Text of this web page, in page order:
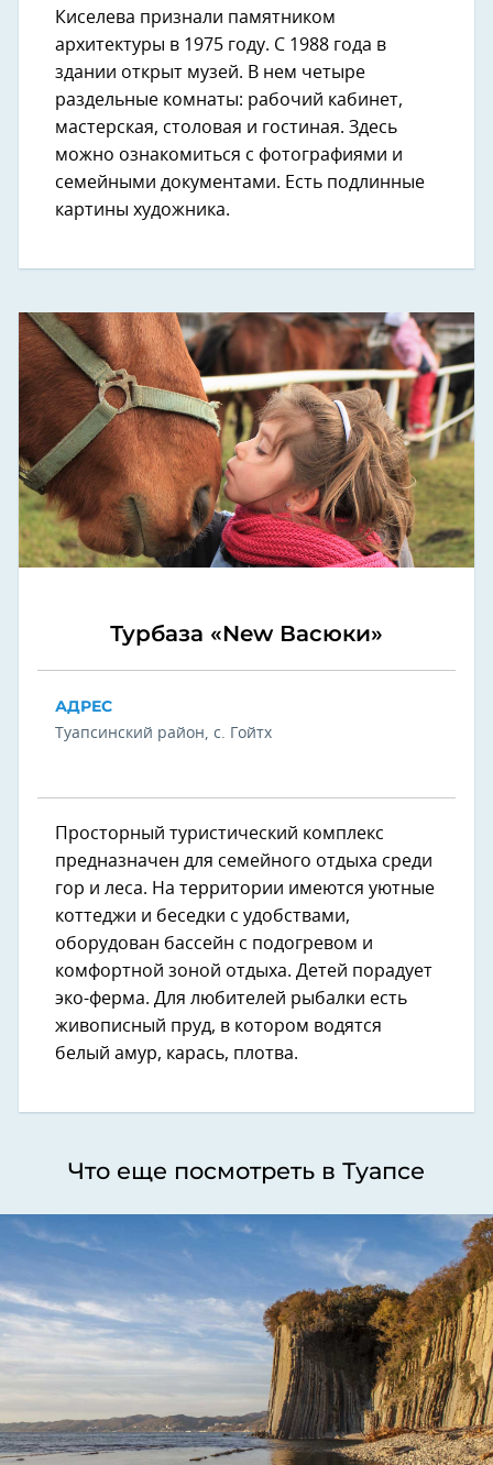
Киселева признали памятником
архитектуры в 1975 году. С 1988 года в
здании открыт музей. В нем четыре
раздельные комнаты: рабочий кабинет,
мастерская, столовая и гостиная. Здесь
можно ознакомиться с фотографиями и
семейными документами. Есть подлинные
картины художника.
Турбаза «New Васюки»
АДРЕС
Туапсинский район, с. Гойтх
Просторный туристический комплекс
предназначен для семейного отдыха среди
гор и леса. На территории имеются уютные
коттеджи и беседки с удобствами,
оборудован бассейн с подогревом и
комфортной зоной отдыха. Детей порадует
эко-ферма. Для любителей рыбалки есть
живописный пруд, в котором водятся
белый амур, карась, плотва.
Что еще посмотреть в Туапсе